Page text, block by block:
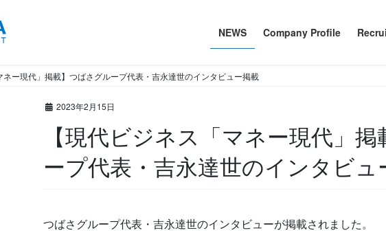
NEWS Company Profile
ネー現代」掲載】つばさグループ代表・吉永達世のインタビュー掲載
2023年2月15日
【現代ビジネス「マネー現代」掲載】つばさグル
ープ代表・吉永達世のインタビュ
つばさグループ代表・吉永達世のインタビューが掲載されました。